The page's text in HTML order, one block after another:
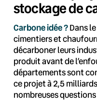
stockage de
Carbone idée ?Dans
cimentiers et
décarboner leurs
produit avant de
départements sont
ce projet à 2,5
nombreuses